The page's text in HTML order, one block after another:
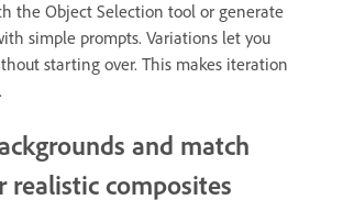
the Object Selection tool or generate
simple prompts. Variations let you
starting over. This makes iteration
and match
realistic composites